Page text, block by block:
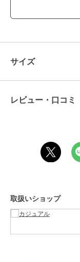
ウエストは全周ゴムを
軽くてラクな着心地
くまで達する厳しい
もお楽しみいただけま
品番：spu250307
モデル：177cm｜着用
ブランド
サイズ
レビュー・口コミ
取扱いショップ